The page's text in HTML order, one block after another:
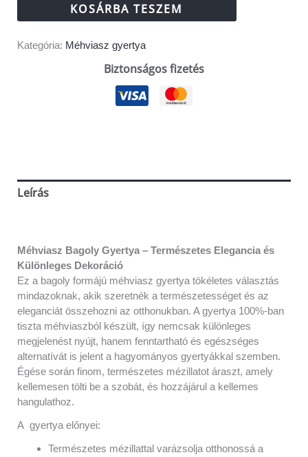
KOSÁRBA TESZEM
Kategória: Méhviasz gyertya
Biztonságos fizetés
Leírás
Méhviasz Bagoly Gyertya – Természetes Elegancia és
Különleges Dekoráció
Ez a bagoly formájú méhviasz gyertya tökéletes választás
mindazoknak, akik szeretnék a természetességet és az
eleganciát összehozni az otthonukban. A gyertya 100%-ban
tiszta méhviaszból készült, így nemcsak különleges
megjelenést nyújt, hanem fenntartható és egészséges
alternatívát is jelent a hagyományos gyertyákkal szemben.
Égése során finom, természetes mézillatot áraszt, amely
kellemesen tölti be a szobát, és hozzájárul a kellemes
hangulathoz.
A gyertya előnyei:
Természetes mézillattal varázsolja otthonossá a